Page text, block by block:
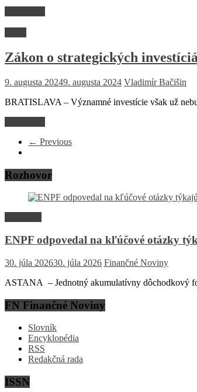
Zákon o strategických
9. augusta 20249. augusta 2024 Vladimír Bačišin
BRATISLAVA – Významné investície však už
← Previous
Rozhovor
ENPF odpovedal na kľúčové otázky
30. júla 202630. júla 2026 Finančné Noviny
ASTANA – Jednotný akumulatívny dôchodkový
FN Finančné Noviny
Slovník
Encyklopédia
RSS
Redakčná rada
ISSN